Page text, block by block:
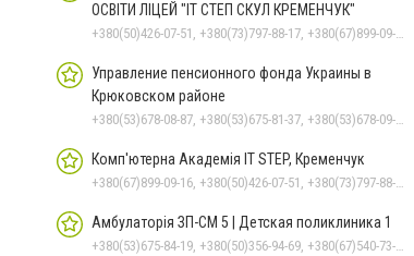
ОСВІТИ ЛІЦЕЙ "ІТ СТЕП СКУЛ КРЕМЕНЧУК"
+380(50)426-07-51, +380(73)797-88-17, +380(67)899-09-16
Управление пенсионного фонда Украины в
Крюковском районе
+380(53)678-08-87, +380(53)675-81-37, +380(53)678-09-01, +380(53)675-81-32, +380(53)675-81-40, +380(53)675-81-33, +380(53)675-81-38, +380(53)675-81-31
Комп'ютерна Академія IT STEP, Кременчук
+380(67)899-09-16, +380(50)426-07-51, +380(73)797-88-17
Амбулаторія ЗП-СМ 5 | Детская поликлиника 1
+380(53)675-84-19, +380(50)356-94-69, +380(67)540-73-87